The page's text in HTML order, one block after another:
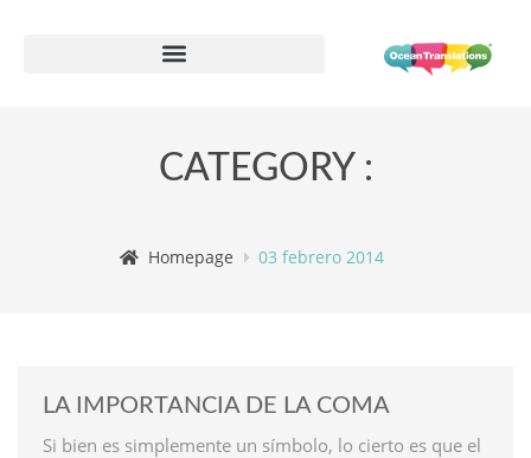
CATEGORY :
Homepage 03 febrero 2014
LA IMPORTANCIA DE LA COMA
Si bien es simplemente un símbolo, lo cierto es que el